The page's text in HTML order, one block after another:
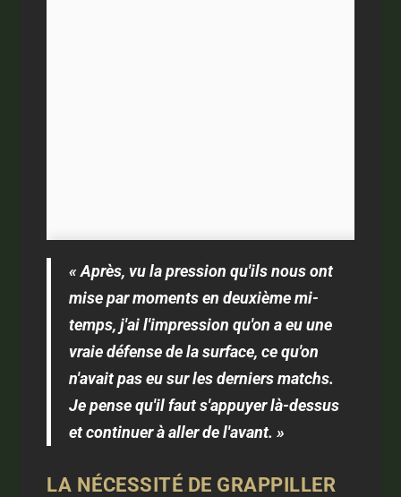
« Après, vu la pression qu'ils nous ont
mise par moments en deuxième mi-
temps, j'ai l'impression qu'on a eu une
vraie défense de la surface, ce qu'on
n'avait pas eu sur les derniers matchs.
Je pense qu'il faut s'appuyer là-dessus
et continuer à aller de l'avant. »
LA NÉCESSITÉ DE GRAPPILLER